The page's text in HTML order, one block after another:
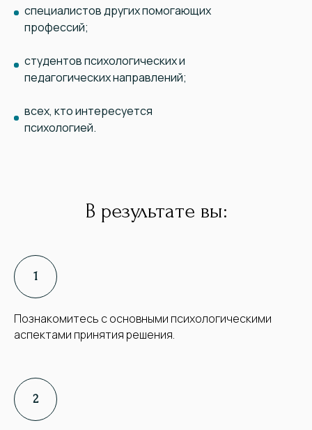
специалистов других помогающих
профессий;
студентов психологических и
педагогических направлений;
всех, кто интересуется
психологией.
В результате вы:
Познакомитесь с основными психологическими
аспектами принятия решения.